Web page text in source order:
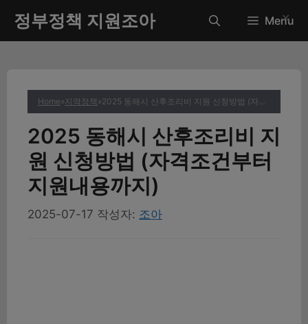
츠
정부정책 지원조아 Menu
Home»지역정책 » 2025 동해시 산후조리비 지원 신청방법 (자격조건부터 지원내용까지)
2025 동해시 산후조리비 지
원 신청방법 (자격조건부터
지원내용까지)
2025-07-17 작성자: 조아
✕